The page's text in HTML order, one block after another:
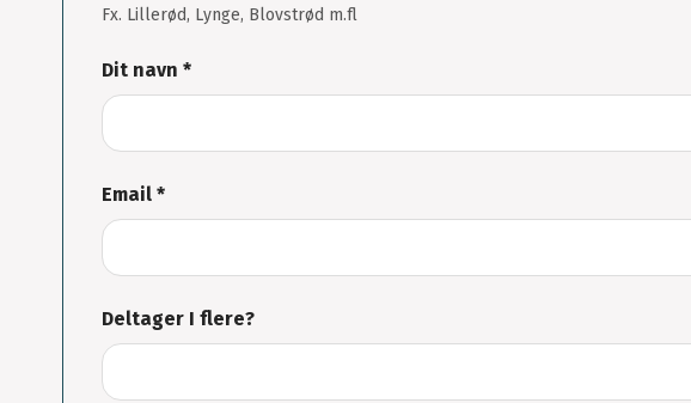
Fx. Lillerød, Lynge, Blovstrød m.fl
Dit navn *
Email *
Deltager I flere?